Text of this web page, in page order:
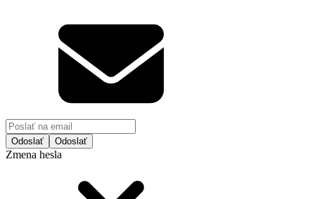
Odoslať
Zmena hesla